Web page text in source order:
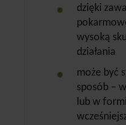
dzięki
wysoką
działania
może być
sposób –
lub w